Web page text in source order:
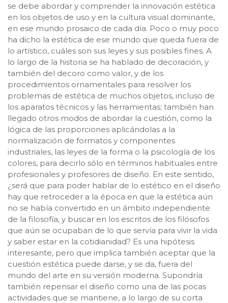
se debe abordar y comprender la innovación estética
en los objetos de uso y en la cultura visual dominante,
en ese mundo prosaico de cada día. Poco o muy poco
ha dicho la estética de ese mundo que queda fuera de
lo artístico, cuáles son sus leyes y sus posibles fines. A
lo largo de la historia se ha hablado de decoración, y
también del decoro como valor, y de los
procedimientos ornamentales para resolver los
problemas de estética de muchos objetos, incluso de
los aparatos técnicos y las herramientas; también han
llegado otros modos de abordar la cuestión, como la
lógica de las proporciones aplicándolas a la
normalización de formatos y componentes
industriales, las leyes de la forma o la psicología de los
colores, para decirlo sólo en términos habituales entre
profesionales y profesores de diseño. En este sentido,
¿será que para poder hablar de lo estético en el diseño
hay que retroceder a la época en que la estética aún
no se había convertido en un ámbito independiente
de la filosofía, y buscar en los escritos de los filósofos
que aún se ocupaban de lo que servía para vivir la vida
y saber estar en la cotidianidad? Es una hipótesis
interesante, pero que implica también aceptar que la
cuestión estética puede darse, y se da, fuera del
mundo del arte en su versión moderna. Supondría
también repensar el diseño como una de las pocas
actividades que se mantiene, a lo largo de su corta